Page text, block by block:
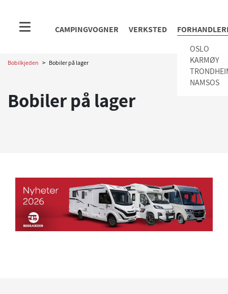
CAMPINGVOGNER VERKSTED
OSLO
KARMØY
NAMSOS
Bobilkjeden > Bobiler på lager
Bobiler på lager